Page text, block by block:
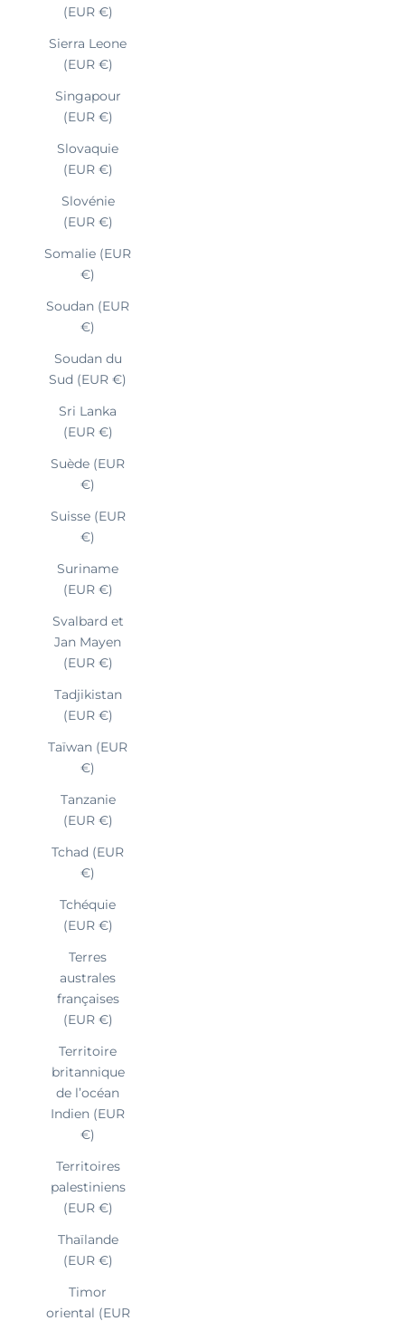
(EUR €)
Sierra Leone
(EUR €)
Singapour
(EUR €)
Slovaquie
(EUR €)
Slovénie
(EUR €)
Somalie (EUR
€)
Soudan (EUR
€)
Soudan du
Sud (EUR €)
Sri Lanka
(EUR €)
Suède (EUR
€)
Suisse (EUR
€)
Suriname
(EUR €)
Svalbard et
Jan Mayen
(EUR €)
Tadjikistan
(EUR €)
Taïwan (EUR
€)
Tanzanie
(EUR €)
Tchad (EUR
€)
Tchéquie
(EUR €)
Terres
australes
françaises
(EUR €)
Territoire
britannique
de l’océan
Indien (EUR
€)
Territoires
palestiniens
(EUR €)
Thaïlande
(EUR €)
Timor
oriental (EUR